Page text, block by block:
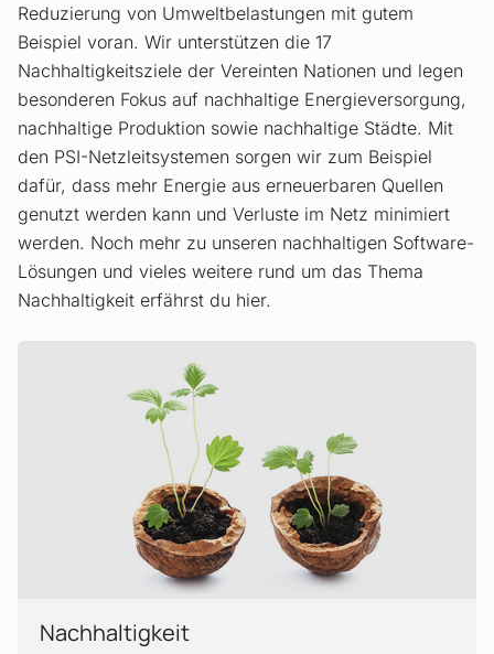
Reduzierung von Umweltbelastungen mit gutem
Beispiel voran. Wir unterstützen die 17
Nachhaltigkeitsziele der Vereinten Nationen und legen
besonderen Fokus auf nachhaltige Energieversorgung,
nachhaltige Produktion sowie nachhaltige Städte. Mit
den PSI-Netzleitsystemen sorgen wir zum Beispiel
dafür, dass mehr Energie aus erneuerbaren Quellen
genutzt werden kann und Verluste im Netz minimiert
werden. Noch mehr zu unseren nachhaltigen Software-
Lösungen und vieles weitere rund um das Thema
Nachhaltigkeit erfährst du hier.
Nachhaltigkeit